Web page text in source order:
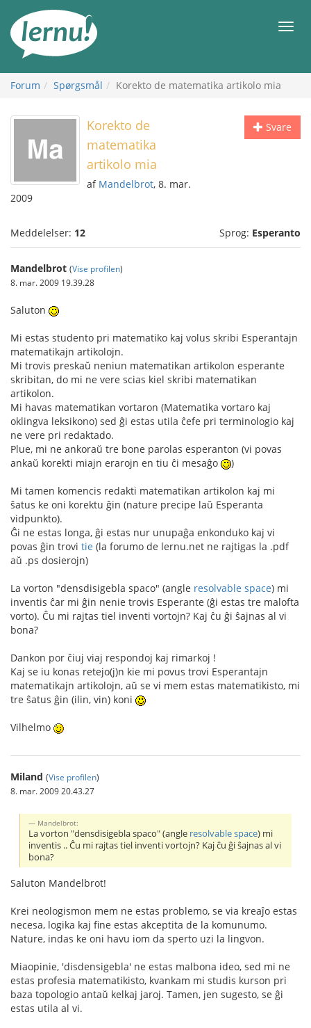
indholdet
Forum Spørgsmål Korekto de matematika artikolo mia
Svare
Korekto de
matematika
artikolo mia
af Mandelbrot, 8. mar.
2009
Meddelelser: 12 Sprog: Esperanto
Mandelbrot (Vise profilen)
8. mar. 2009 19.39.28
Saluton
Mi estas studento pri matematiko kaj volus skribi Esperantajn
matematikajn artikolojn.
Mi trovis preskaŭ neniun matematikan artikolon esperante
skribitan, do mi ne vere scias kiel skribi matematikan
artikolon.
Mi havas matematikan vortaron (Matematika vortaro kaj
oklingva leksikono) sed ĝi estas utila ĉefe pri terminologio kaj
ne vere pri redaktado.
Plue, mi ne ankoraŭ tre bone parolas esperanton (vi povas
ankaŭ korekti miajn erarojn en tiu ĉi mesaĝo
)
Mi tamen komencis redakti matematikan artikolon kaj mi
ŝatus ke oni korektu ĝin (nature precipe laŭ Esperanta
vidpunkto).
Ĝi ne estas longa, ĝi estas nur unupaĝa enkonduko kaj vi
povas ĝin trovi tie (la forumo de lernu.net ne rajtigas la .pdf
aŭ .ps dosierojn)
La vorton "densdisigebla spaco" (angle resolvable space) mi
inventis ĉar mi ĝin nenie trovis Esperante (ĝi estas tre malofta
vorto). Ĉu mi rajtas tiel inventi vortojn? Kaj ĉu ĝi ŝajnas al vi
bona?
Dankon por ĉiuj viaj respondoj kaj rimarkoj !
Kaj se iu konas retejo(j)n kie mi povus trovi Esperantajn
matematikajn artikolojn, aŭ se vi mem estas matematikisto, mi
tre ŝatus ĝin (ilin, vin) koni
Vilhelmo
Miland (Vise profilen)
8. mar. 2009 20.43.27
Mandelbrot:
La vorton "densdisigebla spaco" (angle resolvable space) mi
inventis .. Ĉu mi rajtas tiel inventi vortojn? Kaj ĉu ĝi ŝajnas al vi
bona?
Saluton Mandelbrot!
Krei neologismon mem ne estas problemo, se via kreaĵo estas
necesa, logika kaj fine estas akceptita de la komunumo.
Nature, indas ke oni havu iom da sperto uzi la lingvon.
Miaopinie, 'disdensigebla' ne estas malbona ideo, sed mi ne
estas profesia matematikisto, kvankam mi studis kurson pri
baza topologio antaŭ kelkaj jaroj. Tamen, jen sugesto, se ĝi
estas utila al vi.